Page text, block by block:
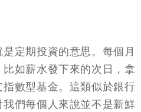
定期投資的意思。每個月
如薪水發下來的次日，拿
數型基金。這類似於銀行
們每個人來說並不是新鮮